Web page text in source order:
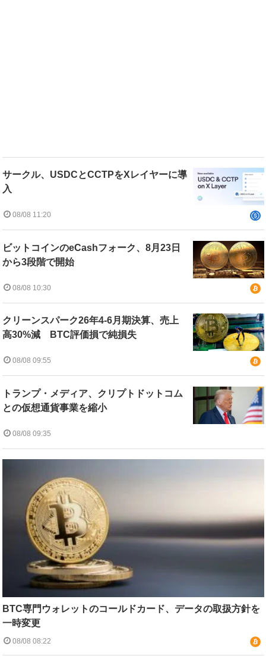
サークル、USDCとCCTPをXレイヤーに導
入
08/08 11:20
ビットコインのeCashフォーク、8月23日
から3段階で開始
08/08 10:30
クリーンスパーク26年4-6月期決算、売上
高30%減 BTC評価損で純損失
08/08 09:55
トランプ・メディア、クリプトドットコム
との仮想通貨事業を縮小
08/08 09:35
BTC専門ウォレットのコールドカード、データの取扱方針を
一時変更
08/08 08:22